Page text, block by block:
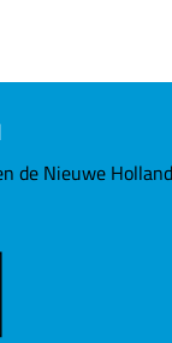
de Nieuwe